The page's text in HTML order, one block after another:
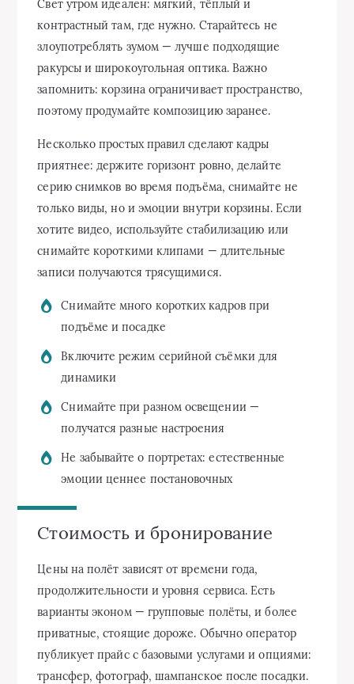
Свет утром идеален: мягкий, тёплый и
контрастный там, где нужно. Старайтесь не
злоупотреблять зумом — лучше подходящие
ракурсы и широкоугольная оптика. Важно
запомнить: корзина ограничивает пространство,
поэтому продумайте композицию заранее.
Несколько простых правил сделают кадры
приятнее: держите горизонт ровно, делайте
серию снимков во время подъёма, снимайте не
только виды, но и эмоции внутри корзины. Если
хотите видео, используйте стабилизацию или
снимайте короткими клипами — длительные
записи получаются трясущимися.
Снимайте много коротких кадров при
подъёме и посадке
Включите режим серийной съёмки для
динамики
Снимайте при разном освещении —
получатся разные настроения
Не забывайте о портретах: естественные
эмоции ценнее постановочных
Стоимость и бронирование
Цены на полёт зависят от времени года,
продолжительности и уровня сервиса. Есть
варианты эконом — групповые полёты, и более
приватные, стоящие дороже. Обычно оператор
публикует прайс с базовыми услугами и опциями:
трансфер, фотограф, шампанское после посадки.